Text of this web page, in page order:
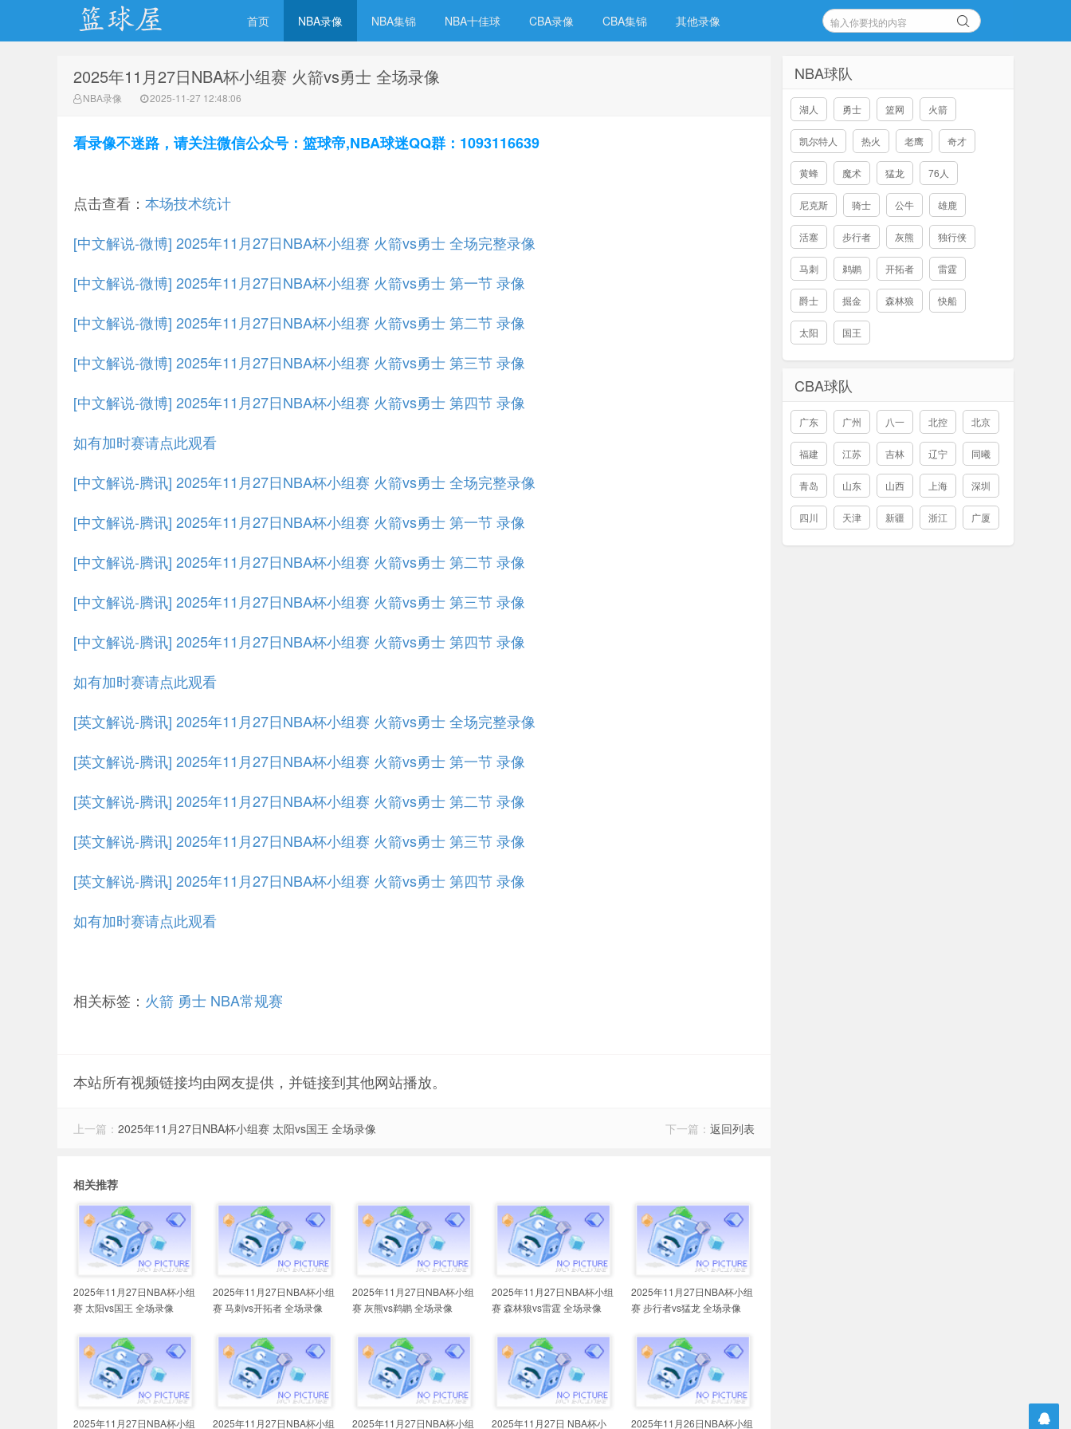
NBA录像吧
首页 NBA录像 NBA集锦 NBA十佳球 CBA录像 CBA集锦 其他录像
2025年11月27日NBA杯小组赛 火箭vs勇士 全场录像
NBA录像 2025-11-27 12:48:06
看录像不迷路，请关注微信公众号：篮球帝,NBA球迷QQ群：1093116639
点击查看： 本场技术统计
[中文解说-微博] 2025年11月27日NBA杯小组赛 火箭vs勇士 全场完整录像
[中文解说-微博] 2025年11月27日NBA杯小组赛 火箭vs勇士 第一节 录像
[中文解说-微博] 2025年11月27日NBA杯小组赛 火箭vs勇士 第二节 录像
[中文解说-微博] 2025年11月27日NBA杯小组赛 火箭vs勇士 第三节 录像
[中文解说-微博] 2025年11月27日NBA杯小组赛 火箭vs勇士 第四节 录像
如有加时赛请点此观看
[中文解说-腾讯] 2025年11月27日NBA杯小组赛 火箭vs勇士 全场完整录像
[中文解说-腾讯] 2025年11月27日NBA杯小组赛 火箭vs勇士 第一节 录像
[中文解说-腾讯] 2025年11月27日NBA杯小组赛 火箭vs勇士 第二节 录像
[中文解说-腾讯] 2025年11月27日NBA杯小组赛 火箭vs勇士 第三节 录像
[中文解说-腾讯] 2025年11月27日NBA杯小组赛 火箭vs勇士 第四节 录像
如有加时赛请点此观看
[英文解说-腾讯] 2025年11月27日NBA杯小组赛 火箭vs勇士 全场完整录像
[英文解说-腾讯] 2025年11月27日NBA杯小组赛 火箭vs勇士 第一节 录像
[英文解说-腾讯] 2025年11月27日NBA杯小组赛 火箭vs勇士 第二节 录像
[英文解说-腾讯] 2025年11月27日NBA杯小组赛 火箭vs勇士 第三节 录像
[英文解说-腾讯] 2025年11月27日NBA杯小组赛 火箭vs勇士 第四节 录像
如有加时赛请点此观看
相关标签： 火箭 勇士 NBA常规赛
本站所有视频链接均由网友提供，并链接到其他网站播放。
上一篇： 2025年11月27日NBA杯小组赛 太阳vs国王 全场录像 下一篇： 返回列表
相关推荐
2025年11月27日NBA杯小组
赛 太阳vs国王 全场录像
2025年11月27日NBA杯小组
赛 马刺vs开拓者 全场录像
2025年11月27日NBA杯小组
赛 灰熊vs鹈鹕 全场录像
2025年11月27日NBA杯小组
赛 森林狼vs雷霆 全场录像
2025年11月27日NBA杯小组
赛 步行者vs猛龙 全场录像
2025年11月27日NBA杯小组 2025年11月27日NBA杯小组 2025年11月27日NBA杯小组 2025年11月27日 NBA杯小 2025年11月26日NBA杯小组
NBA球队
湖人 勇士 篮网 火箭
凯尔特人 热火 老鹰 奇才
黄蜂 魔术 猛龙 76人
尼克斯 骑士 公牛 雄鹿
活塞 步行者 灰熊 独行侠
马刺 鹈鹕 开拓者 雷霆
爵士 掘金 森林狼 快船
太阳 国王
CBA球队
广东 广州 八一 北控 北京
福建 江苏 吉林 辽宁 同曦
青岛 山东 山西 上海 深圳
四川 天津 新疆 浙江 广厦